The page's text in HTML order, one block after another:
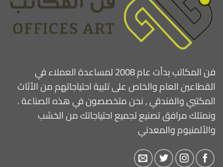
فن المكاتب بدأت عام 2008 لمساعدة العملاء في
القطاعين العام والخاص على تلبية احتياجاتهم من الأثاث
المكتبي والفندقي , نحن متخصصون في هذه الصناعة .
ونمتلك مرافق تصنيع لجميع احتياجاتك من الخشب
والألمنيوم والمعدني